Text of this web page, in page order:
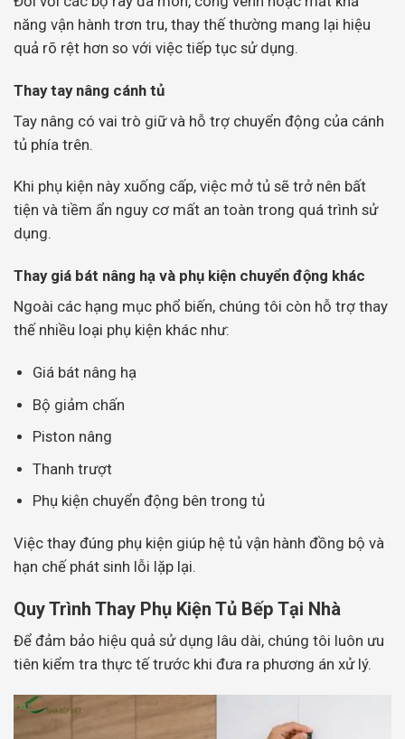
năng vận hành trơn tru, thay thế thường mang lại hiệu
quả rõ rệt hơn so với việc tiếp tục sử dụng.
Thay tay nâng cánh tủ
Tay nâng có vai trò giữ và hỗ trợ chuyển động của cánh
tủ phía trên.
Khi phụ kiện này xuống cấp, việc mở tủ sẽ trở nên bất
tiện và tiềm ẩn nguy cơ mất an toàn trong quá trình sử
dụng.
Thay giá bát nâng hạ và phụ kiện chuyển động khác
Ngoài các hạng mục phổ biến, chúng tôi còn hỗ trợ thay
thế nhiều loại phụ kiện khác như:
Giá bát nâng hạ
Bộ giảm chấn
Piston nâng
Thanh trượt
Phụ kiện chuyển động bên trong tủ
Việc thay đúng phụ kiện giúp hệ tủ vận hành đồng bộ và
hạn chế phát sinh lỗi lặp lại.
Quy Trình Thay Phụ Kiện Tủ Bếp Tại Nhà
Để đảm bảo hiệu quả sử dụng lâu dài, chúng tôi luôn ưu
tiên kiểm tra thực tế trước khi đưa ra phương án xử lý.